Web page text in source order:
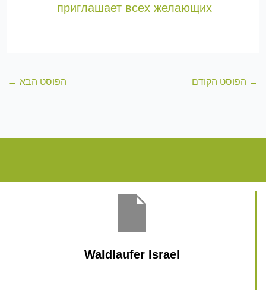
приглашает всех желающих
→ הפוסט הקודם הפוסט הבא ←
Waldlaufer Israel